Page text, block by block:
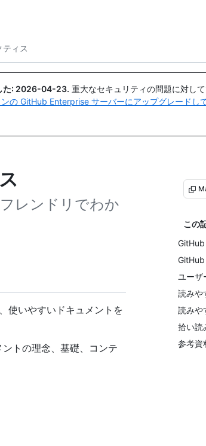
ィス
た: 2026-04-23. 重大なセキュリティの問題に対し
の GitHub Enterprise サーバーにアップグレードし
レンドリでわか
この
ユーザ
読みや
読みや
拾い読
参考資
使いやすいドキュメントを
トの理念、基礎、コンテ